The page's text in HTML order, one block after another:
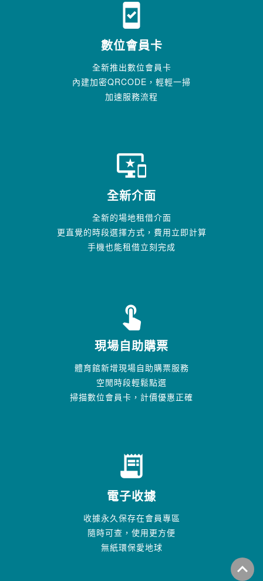
system_security_update_good
數位會員卡
全新推出數位會員卡
內建加密QRCODE，輕輕一掃
加速服務流程
important_devices
全新介面
全新的場地租借介面
更直覺的時段選擇方式，費用立即計算
手機也能租借立刻完成
touch_app
現場自助購票
體育館新增現場自助購票服務
空閒時段輕鬆點選
掃描數位會員卡，計價優惠正確
receipt_long
電子收據
收據永久保存在會員專區
隨時可查，使用更方便
無紙環保愛地球
expand_less